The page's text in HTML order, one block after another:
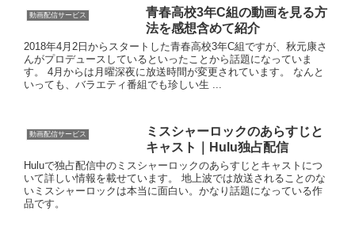
動画配信サービス
青春高校3年C組の動画を見る方
法を感想含めて紹介
2018年4月2日からスタートした青春高校3年C組ですが、秋元康さ
んがプロデュースしているといったことから話題になっていま
す。 4月からは月曜深夜に放送時間が変更されています。 なんと
いっても、バラエティ番組でも珍しい生 ...
動画配信サービス
ミスシャーロックのあらすじと
キャスト｜Hulu独占配信
Huluで独占配信中のミスシャーロックのあらすじとキャストにつ
いて詳しい情報を載せています。 地上波では放送されることのな
いミスシャーロックは本当に面白い。かなり話題になっている作
品です。